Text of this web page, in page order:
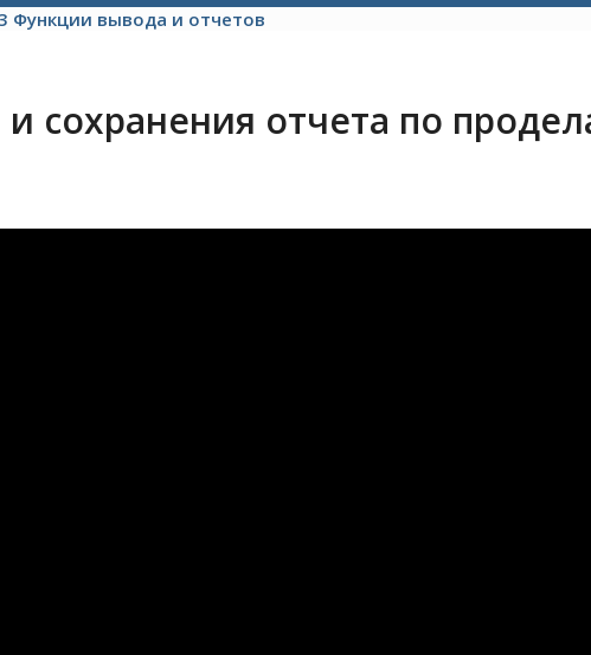
Функции вывода и отчетов
сохранения отчета по